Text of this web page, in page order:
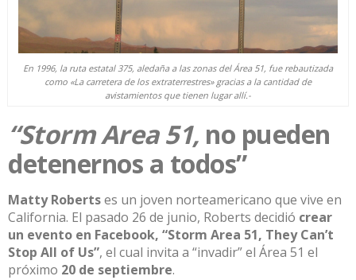
En 1996, la ruta estatal 375, aledaña a las zonas del Área 51, fue rebautizada
como «La carretera de los extraterrestres» gracias a la cantidad de
avistamientos que tienen lugar allí.-
“Storm Area 51, no pueden
detenernos a todos”
Matty Robertses un joven norteamericano que vive en
California. El pasado 26 de junio, Roberts decidió crear
un evento en Facebook, “Storm Area 51, They Can’t
Stop All of Us”, el cual invita a “invadir” el Área 51 el
próximo 20 de septiembre.